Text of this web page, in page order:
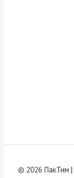
© 2026 ПакТим |